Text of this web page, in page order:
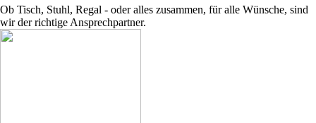
Ob Tisch, Stuhl, Regal - oder alles zusammen, für alle Wünsche, sind
wir der richtige Ansprechpartner.